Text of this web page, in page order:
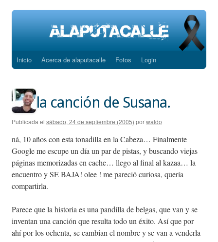
Saltar
contenido
Inicio Acerca de alaputacalle Fotos Login
la canción de Susana.
Publicada el sábado, 24 de septiembre (2005) porwaldo
ná, 10 años con esta tonadilla en la Cabeza… Finalmente
Google me escupe un día un par de pistas, y buscando viejas
páginas memorizadas en cache… llego al final al kazaa… la
encuentro y SE BAJA! olee ! me pareció curiosa, quería
compartirla.
Parece que la historia es una pandilla de belgas, que van y se
inventan una canción que resulta todo un éxito. Así que por
ahí por los ochenta, se cambian el nombre y se van a venderla